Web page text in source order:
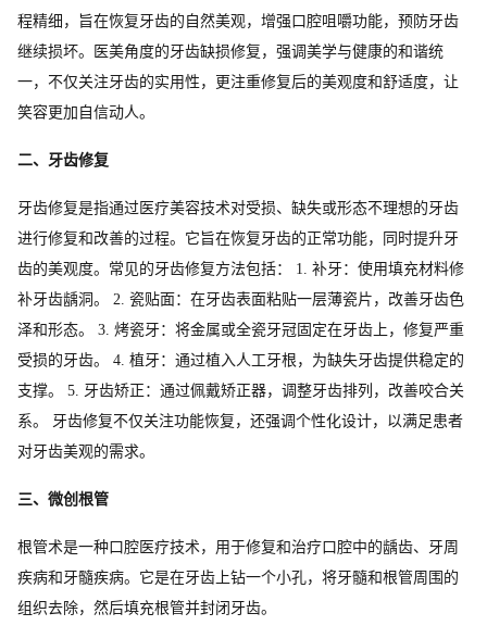
程精细，旨在恢复牙齿的自然美观，增强口腔咀嚼功能，预防牙齿
继续损坏。医美角度的牙齿缺损修复，强调美学与健康的和谐统
一，不仅关注牙齿的实用性，更注重修复后的美观度和舒适度，让
笑容更加自信动人。
二、牙齿修复
牙齿修复是指通过医疗美容技术对受损、缺失或形态不理想的牙齿
进行修复和改善的过程。它旨在恢复牙齿的正常功能，同时提升牙
齿的美观度。常见的牙齿修复方法包括： 1. 补牙：使用填充材料修
补牙齿龋洞。 2. 瓷贴面：在牙齿表面粘贴一层薄瓷片，改善牙齿色
泽和形态。 3. 烤瓷牙：将金属或全瓷牙冠固定在牙齿上，修复严重
受损的牙齿。 4. 植牙：通过植入人工牙根，为缺失牙齿提供稳定的
支撑。 5. 牙齿矫正：通过佩戴矫正器，调整牙齿排列，改善咬合关
系。 牙齿修复不仅关注功能恢复，还强调个性化设计，以满足患者
对牙齿美观的需求。
三、微创根管
根管术是一种口腔医疗技术，用于修复和治疗口腔中的龋齿、牙周
疾病和牙髓疾病。它是在牙齿上钻一个小孔，将牙髓和根管周围的
组织去除，然后填充根管并封闭牙齿。